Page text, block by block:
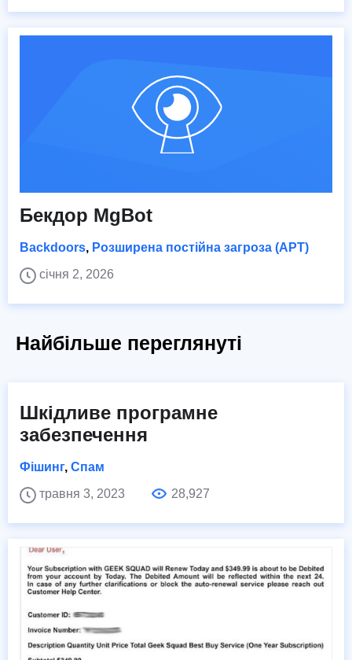
Бекдор MgBot
Backdoors, Розширена постійна загроза (APT)
січня 2, 2026
Найбільше переглянуті
Шкідливе програмне
забезпечення
Фішинг, Спам
травня 3, 2023
28,927